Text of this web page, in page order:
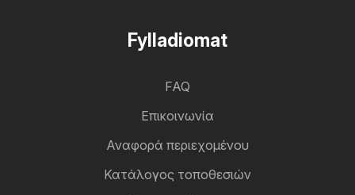
Fylladiomat
FAQ
Επικοινωνία
Αναφορά περιεχομένου
Κατάλογος τοποθεσιών